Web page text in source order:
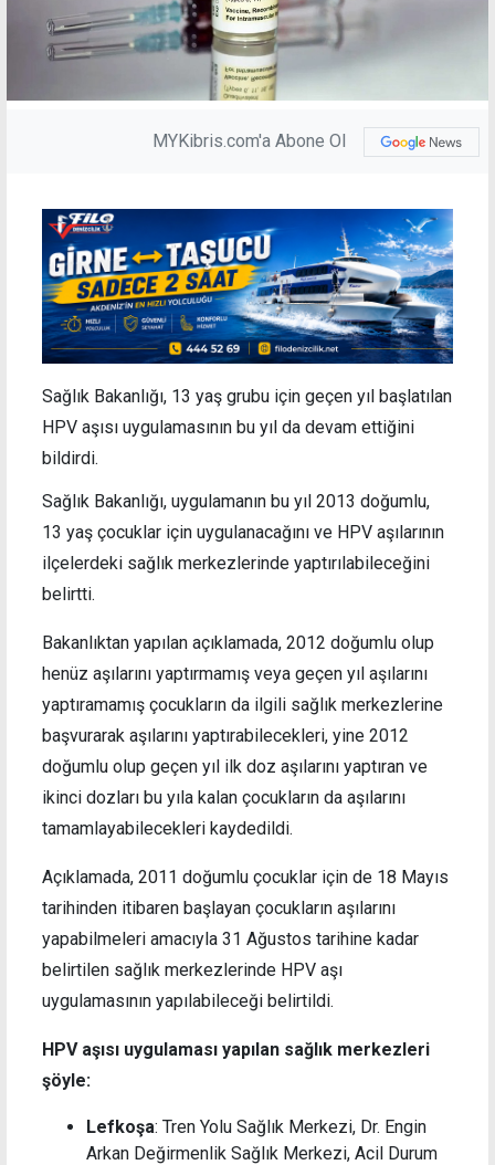
MYKibris.com'a Abone Ol
Sağlık Bakanlığı, 13 yaş grubu için geçen yıl başlatılan
HPV aşısı uygulamasının bu yıl da devam ettiğini
bildirdi.
Sağlık Bakanlığı, uygulamanın bu yıl 2013 doğumlu,
13 yaş çocuklar için uygulanacağını ve HPV aşılarının
ilçelerdeki sağlık merkezlerinde yaptırılabileceğini
belirtti.
Bakanlıktan yapılan açıklamada, 2012 doğumlu olup
henüz aşılarını yaptırmamış veya geçen yıl aşılarını
yaptıramamış çocukların da ilgili sağlık merkezlerine
başvurarak aşılarını yaptırabilecekleri, yine 2012
doğumlu olup geçen yıl ilk doz aşılarını yaptıran ve
ikinci dozları bu yıla kalan çocukların da aşılarını
tamamlayabilecekleri kaydedildi.
Açıklamada, 2011 doğumlu çocuklar için de 18 Mayıs
tarihinden itibaren başlayan çocukların aşılarını
yapabilmeleri amacıyla 31 Ağustos tarihine kadar
belirtilen sağlık merkezlerinde HPV aşı
uygulamasının yapılabileceği belirtildi.
HPV aşısı uygulaması yapılan sağlık merkezleri
şöyle:
Lefkoşa: Tren Yolu Sağlık Merkezi, Dr. Engin
Arkan Değirmenlik Sağlık Merkezi, Acil Durum